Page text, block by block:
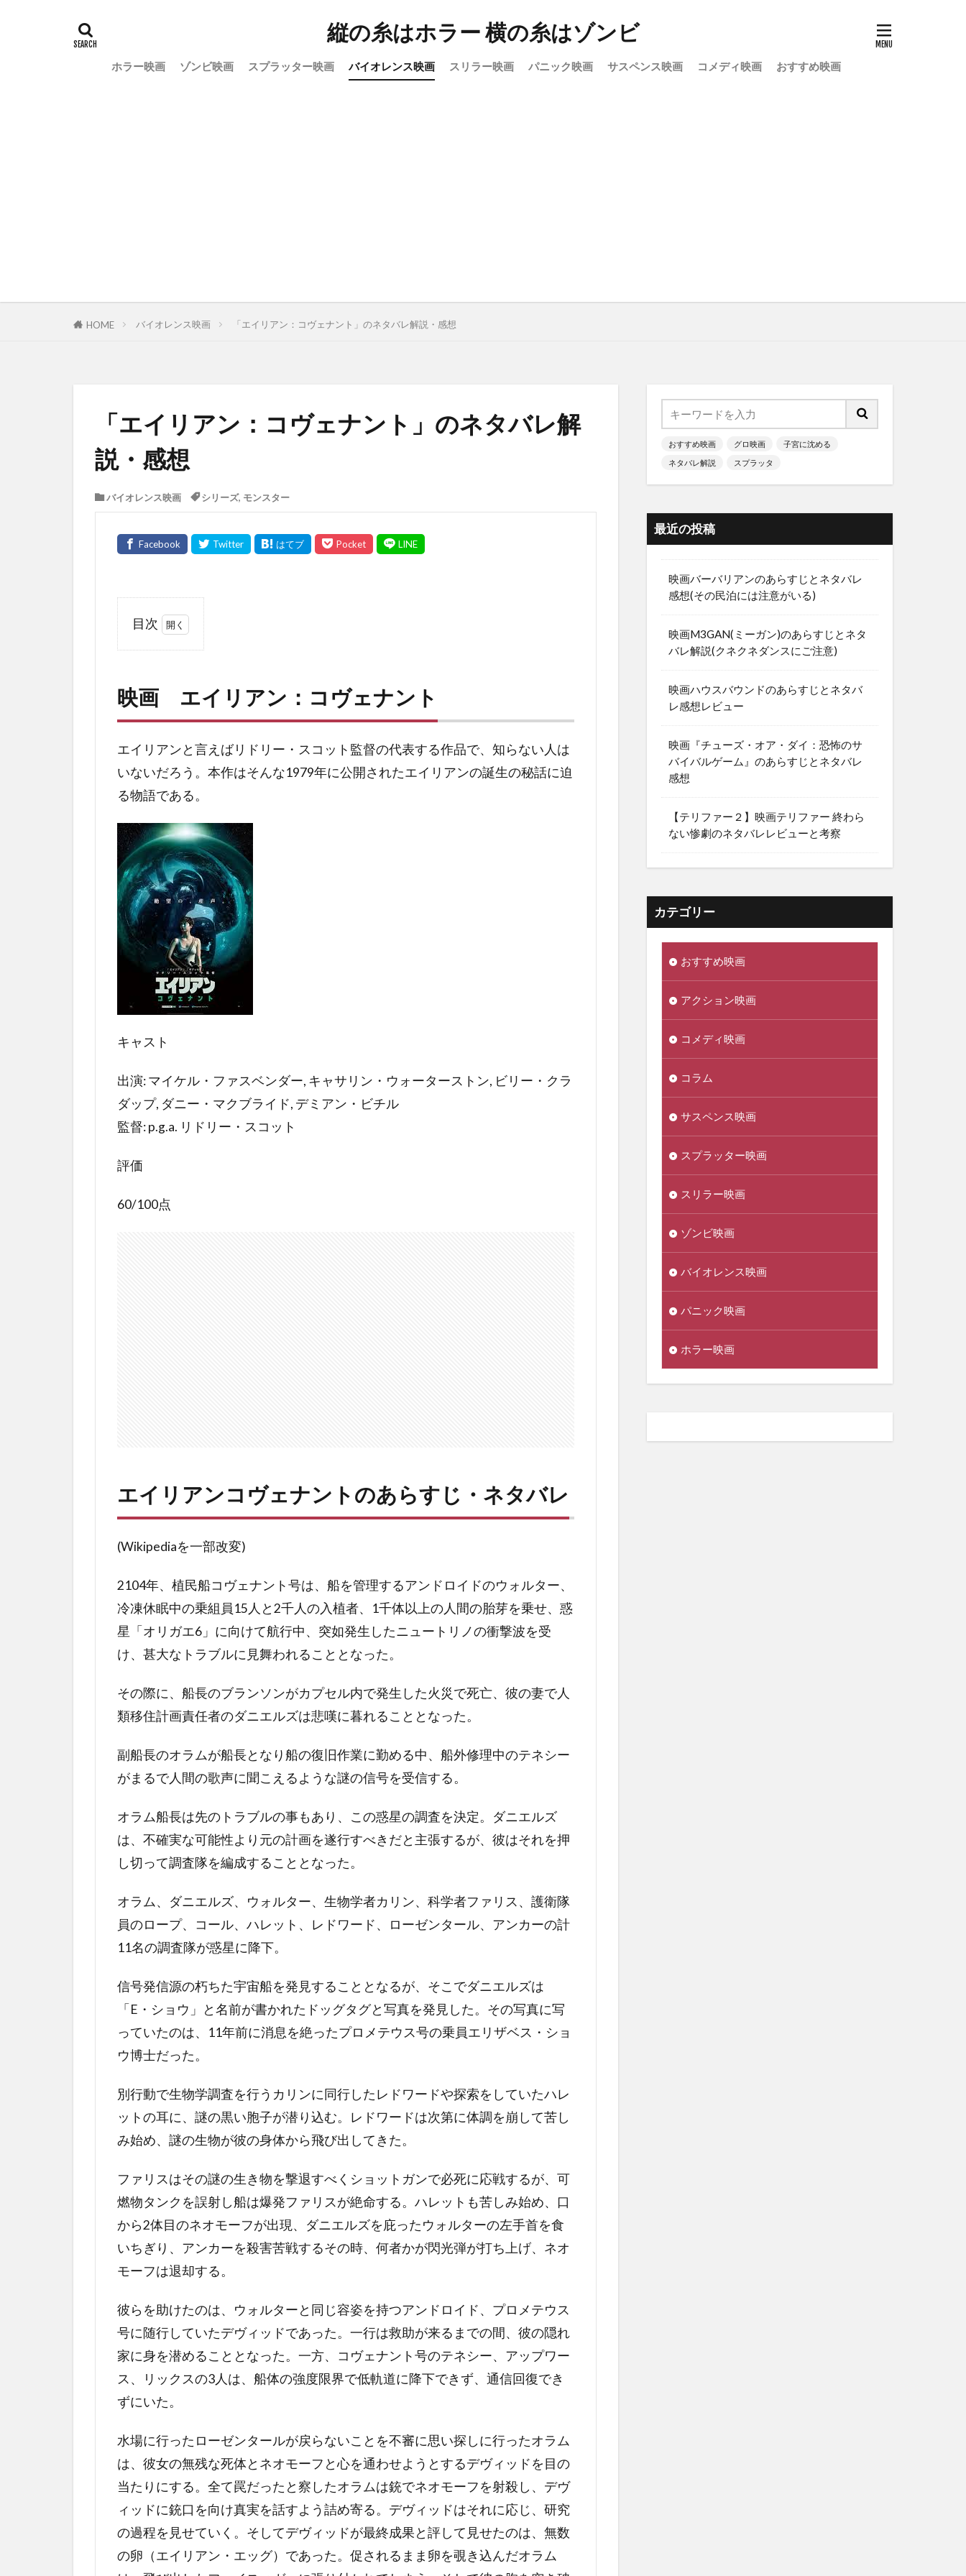
縦の糸はホラー 横の糸はゾンビ
ホラー映画 ゾンビ映画 スプラッター映画 バイオレンス映画 スリラー映画 パニック映画 サスペンス映画 コメディ映画 おすすめ映画
HOME バイオレンス映画 「エイリアン：コヴェナント」のネタバレ解説・感想
「エイリアン：コヴェナント」のネタバレ解
説・感想
バイオレンス映画 シリーズ, モンスター
目次
エイ
コヴ
ント
エイ
リア
ンコ
ヴェ
ナン
トの
あら
す
じ・
2.1
エイ
リア
コヴ
ェナ
のラ
3
感
良く
くも
リド
スコ
ット
己満
品
4
リア
コヴ
ェナ
ント
の最
映画 エイリアン：コヴェナント
エイリアンと言えばリドリー・スコット監督の代表する作品で、知らない人は
いないだろう。本作はそんな1979年に公開されたエイリアンの誕生の秘話に迫
る物語である。
キャスト
出演: マイケル・ファスベンダー, キャサリン・ウォーターストン, ビリー・クラ
ダップ, ダニー・マクブライド, デミアン・ビチル
監督: p.g.a. リドリー・スコット
評価
60/100点
エイリアンコヴェナントのあらすじ・ネタバレ
(Wikipediaを一部改変)
2104年、植民船コヴェナント号は、船を管理するアンドロイドのウォルター、
冷凍休眠中の乗組員15人と2千人の入植者、1千体以上の人間の胎芽を乗せ、惑
星「オリガエ6」に向けて航行中、突如発生したニュートリノの衝撃波を受
け、甚大なトラブルに見舞われることとなった。
その際に、船長のブランソンがカプセル内で発生した火災で死亡、彼の妻で人
類移住計画責任者のダニエルズは悲嘆に暮れることとなった。
副船長のオラムが船長となり船の復旧作業に勤める中、船外修理中のテネシー
がまるで人間の歌声に聞こえるような謎の信号を受信する。
オラム船長は先のトラブルの事もあり、この惑星の調査を決定。ダニエルズ
は、不確実な可能性より元の計画を遂行すべきだと主張するが、彼はそれを押
し切って調査隊を編成することとなった。
オラム、ダニエルズ、ウォルター、生物学者カリン、科学者ファリス、護衛隊
員のロープ、コール、ハレット、レドワード、ローゼンタール、アンカーの計
11名の調査隊が惑星に降下。
信号発信源の朽ちた宇宙船を発見することとなるが、そこでダニエルズは
「E・ショウ」と名前が書かれたドッグタグと写真を発見した。その写真に写
っていたのは、11年前に消息を絶ったプロメテウス号の乗員エリザベス・ショ
ウ博士だった。
別行動で生物学調査を行うカリンに同行したレドワードや探索をしていたハレ
ットの耳に、謎の黒い胞子が潜り込む。レドワードは次第に体調を崩して苦し
み始め、謎の生物が彼の身体から飛び出してきた。
ファリスはその謎の生き物を撃退すべくショットガンで必死に応戦するが、可
燃物タンクを誤射し船は爆発ファリスが絶命する。ハレットも苦しみ始め、口
から2体目のネオモーフが出現、ダニエルズを庇ったウォルターの左手首を食
いちぎり、アンカーを殺害苦戦するその時、何者かが閃光弾が打ち上げ、ネオ
モーフは退却する。
彼らを助けたのは、ウォルターと同じ容姿を持つアンドロイド、プロメテウス
号に随行していたデヴィッドであった。一行は救助が来るまでの間、彼の隠れ
家に身を潜めることとなった。一方、コヴェナント号のテネシー、アップワー
ス、リックスの3人は、船体の強度限界で低軌道に降下できず、通信回復でき
ずにいた。
水場に行ったローゼンタールが戻らないことを不審に思い探しに行ったオラム
は、彼女の無残な死体とネオモーフと心を通わせようとするデヴィッドを目の
当たりにする。全て罠だったと察したオラムは銃でネオモーフを射殺し、デヴ
ィッドに銃口を向け真実を話すよう詰め寄る。デヴィッドはそれに応じ、研究
の過程を見せていく。そしてデヴィッドが最終成果と評して見せたのは、無数
の卵（エイリアン・エッグ）であった。促されるまま卵を覗き込んだオラム
おすすめ映画 グロ映画
子宮に沈める
ネタバレ解説
スプラッタ
最近の投稿
映画バーバリアンのあらすじとネタバレ
感想(その民泊には注意がいる)
映画M3GAN(ミーガン)のあらすじとネタ
バレ解説(クネクネダンスにご注意)
映画ハウスバウンドのあらすじとネタバ
レ感想レビュー
映画『チューズ・オア・ダイ：恐怖のサ
バイバルゲーム』のあらすじとネタバレ
感想
【テリファー２】映画テリファー 終わら
ない惨劇のネタバレレビューと考察
カテゴリー
おすすめ映画
アクション映画
コメディ映画
コラム
サスペンス映画
スプラッター映画
スリラー映画
ゾンビ映画
バイオレンス映画
パニック映画
ホラー映画